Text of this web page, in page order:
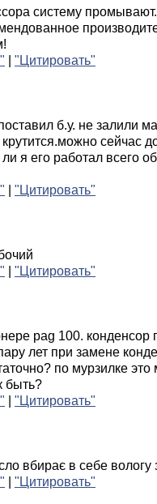
систему
"Цитировать"
б.у. не залили
сейчас
я его работал всего
"Цитировать"
"Цитировать"
pag 100. конденсор
лет при замене
по мурзилке это
быть?
"Цитировать"
вбирає в себе вологу
"Цитировать"